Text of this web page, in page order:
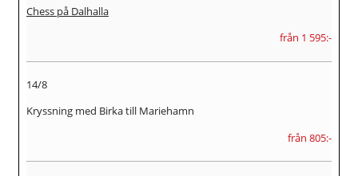
Chess på Dalhalla
från 1 595:-
14/8
Kryssning med Birka till Mariehamn
från 805:-